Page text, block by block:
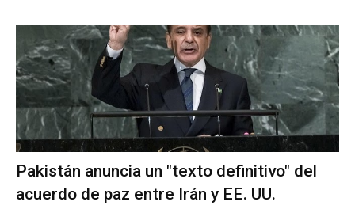
Pakistán anuncia un "texto definitivo" del
acuerdo de paz entre Irán y EE. UU.